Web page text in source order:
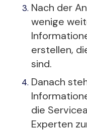
Nach der
wenige
erstellen,
sind.
Danach
die
Experten